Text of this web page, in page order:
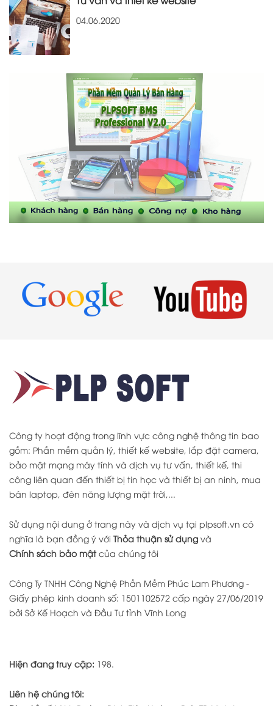
04.06.2020
Công ty hoạt động trong lĩnh vực công nghệ thông tin bao
gồm: Phần mềm quản lý, thiết kế website, lắp đặt camera,
bảo mật mạng máy tính và dịch vụ tư vấn, thiết kế, thi
công liên quan đến thiết bị tin học và thiết bị an ninh, mua
bán laptop, đèn năng lượng mặt trời,...
Sử dụng nội dung ở trang này và dịch vụ tại plpsoft.vn có
nghĩa là bạn đồng ý với Thỏa thuận sử dụng và
Chính sách bảo mậtcủa chúng tôi
Công Ty TNHH Công Nghệ Phần Mềm Phúc Lam Phương -
Giấy phép kinh doanh số: 1501102572 cấp ngày 27/06/2019
bởi Sở Kế Hoạch và Đầu Tư tỉnh Vĩnh Long
Hiện đang truy cập: 198.
Liên hệ chúng tôi: